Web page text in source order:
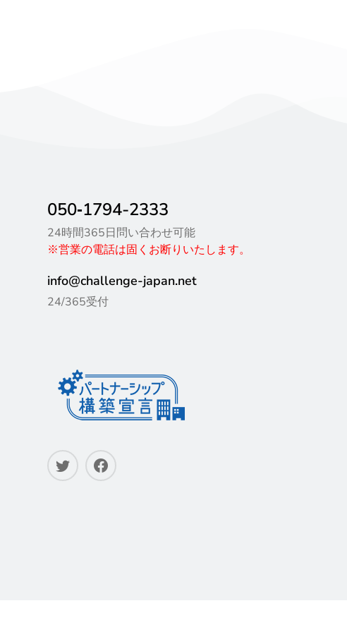
050‐1794-2333
24時間365日問い合わせ可能
※営業の電話は固くお断りいたします。
info@challenge-japan.net
24/365受付